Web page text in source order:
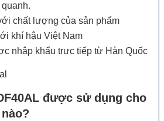
chất lượng của sản phẩm
khí hậu Việt Nam
nhập khẩu trực tiếp từ Hàn Quốc
được sử dụng cho